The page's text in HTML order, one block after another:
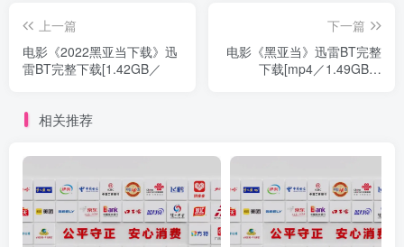
上一篇
电影《2022黑亚当下载》迅
雷BT完整下载[1.42GB／
下一篇
电影《黑亚当》迅雷BT完整
下载[mp4／1.49GB／
相关推荐